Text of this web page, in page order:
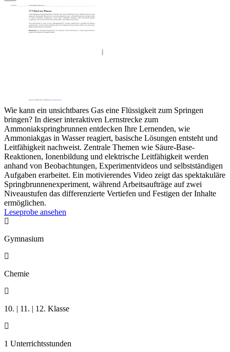
Wie kann ein unsichtbares Gas eine Flüssigkeit zum Springen
bringen? In dieser interaktiven Lernstrecke zum
Ammoniakspringbrunnen entdecken Ihre Lernenden, wie
Ammoniakgas in Wasser reagiert, basische Lösungen entsteht und
Leitfähigkeit nachweist. Zentrale Themen wie Säure-Base-
Reaktionen, Ionenbildung und elektrische Leitfähigkeit werden
anhand von Beobachtungen, Experimentvideos und selbstständigen
Aufgaben erarbeitet. Ein motivierendes Video zeigt das spektakuläre
Springbrunnenexperiment, während Arbeitsaufträge auf zwei
Niveaustufen das differenzierte Vertiefen und Festigen der Inhalte
ermöglichen.
Leseprobe ansehen

Gymnasium

Chemie

10. | 11. | 12. Klasse

1 Unterrichtsstunden